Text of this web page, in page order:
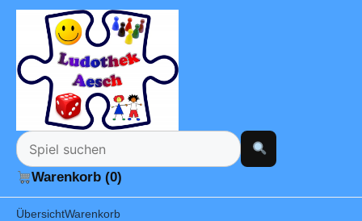
Warenkorb (0)
ÜbersichtWarenkorb